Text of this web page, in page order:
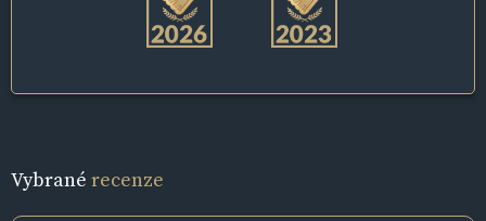
Vybrané recenze